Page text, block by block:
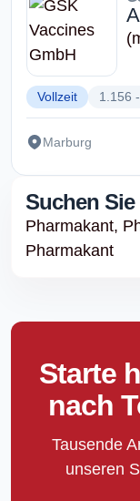
Vollzeit 1.156
Marburg
Suchen
Pharmakant,
Pharmakant
Starte
nach
Tausende
unseren